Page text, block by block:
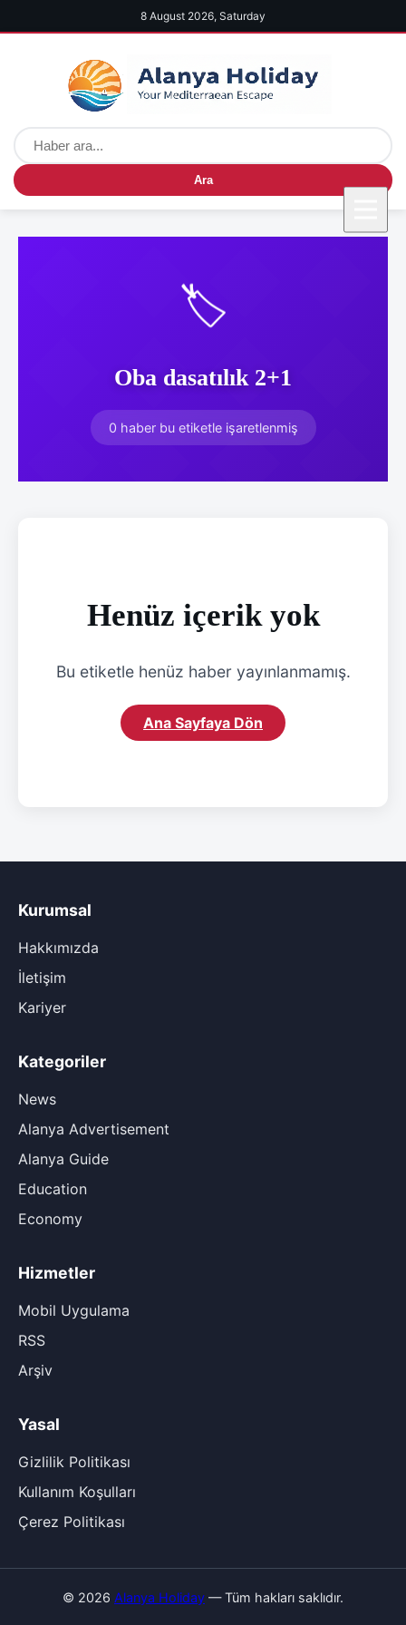
8 August 2026, Saturday
Ara
🏷️
Oba dasatılık 2+1
0 haber bu etiketle işaretlenmiş
Henüz içerik yok
Bu etiketle henüz haber yayınlanmamış.
Ana Sayfaya Dön
Kurumsal
Hakkımızda
İletişim
Kariyer
Kategoriler
News
Alanya Advertisement
Alanya Guide
Education
Economy
Hizmetler
Mobil Uygulama
RSS
Arşiv
Yasal
Gizlilik Politikası
Kullanım Koşulları
Çerez Politikası
© 2026 Alanya Holiday — Tüm hakları saklıdır.